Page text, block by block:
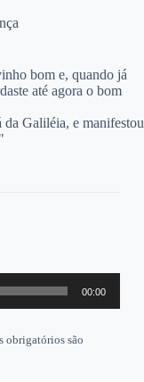
bom e, quando já
até agora o bom
da Galiléia, e manifestou
00:00
obrigatórios são